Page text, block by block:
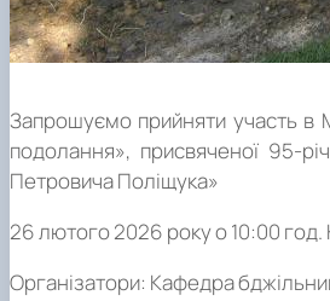
Запрошуємо прийняти участь в
подолання», присвяченої 95-
Петровича Поліщука»
26 лютого 2026 року о 10:00 год.
Організатори: Кафедра